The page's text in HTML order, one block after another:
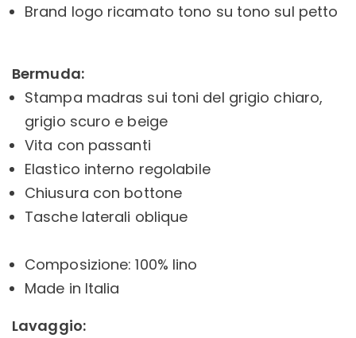
Brand logo ricamato tono su tono sul petto
Bermuda:
Stampa madras sui toni del grigio chiaro,
grigio scuro e beige
Vita con passanti
Elastico interno regolabile
Chiusura con bottone
Tasche laterali oblique
Composizione: 100% lino
Made in Italia
Lavaggio: